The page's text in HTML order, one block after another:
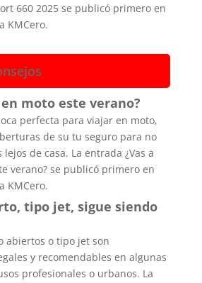
660 2025 se publicó primero en
KMCero.
moto este verano?
perfecta para viajar en moto,
de su tu seguro para no
de casa. La entrada ¿Vas a
verano? se publicó primero en
KMCero.
tipo jet, sigue siendo
abiertos o tipo jet son
y recomendables en algunas
profesionales o urbanos. La